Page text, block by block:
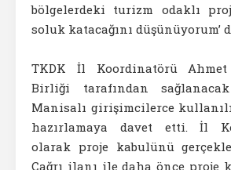
bölgelerdeki turizm odaklı
soluk katacağını düşünüyorum’
TKDK İl Koordinatörü
Birliği tarafından
Manisalı girişimcilerce
hazırlamaya davet etti. İl
olarak proje kabulünü
Çağrı ilanı ile daha önce proje